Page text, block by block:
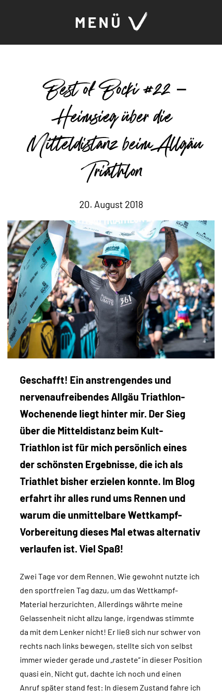
MENÜ
Best of Bocki #22 –
Heimsieg über die
Mitteldistanz beim Allgäu
Triathlon
20. August 2018
Geschafft! Ein anstrengendes und
nervenaufreibendes Allgäu Triathlon-
Wochenende liegt hinter mir. Der Sieg
über die Mitteldistanz beim Kult-
Triathlon ist für mich persönlich eines
der schönsten Ergebnisse, die ich als
Triathlet bisher erzielen konnte. Im Blog
erfahrt ihr alles rund ums Rennen und
warum die unmittelbare Wettkampf-
Vorbereitung dieses Mal etwas alternativ
verlaufen ist. Viel Spaß!
Zwei Tage vor dem Rennen. Wie gewohnt nutzte ich
den sportfreien Tag dazu, um das Wettkampf-
Material herzurichten. Allerdings währte meine
Gelassenheit nicht allzu lange, irgendwas stimmte
da mit dem Lenker nicht! Er ließ sich nur schwer von
rechts nach links bewegen, stellte sich von selbst
immer wieder gerade und „rastete“ in dieser Position
quasi ein. Nicht gut, dachte ich noch und einen
Anruf später stand fest: In diesem Zustand fahre ich